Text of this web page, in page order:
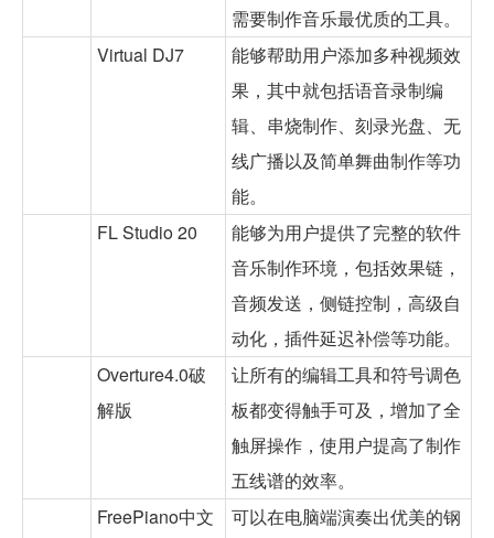
需要制作音乐最优质的工具。
Virtual DJ7
能够帮助用户添加多种视频效
果，其中就包括语音录制编
辑、串烧制作、刻录光盘、无
线广播以及简单舞曲制作等功
能。
FL Studio 20
能够为用户提供了完整的软件
音乐制作环境，包括效果链，
音频发送，侧链控制，高级自
动化，插件延迟补偿等功能。
Overture4.0破
解版
让所有的编辑工具和符号调色
板都变得触手可及，增加了全
触屏操作，使用户提高了制作
五线谱的效率。
FreePiano中文
可以在电脑端演奏出优美的钢